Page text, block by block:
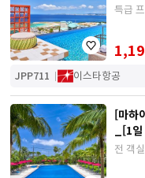
특급
JPP711 이스타항공
[마하
_[1
전 객